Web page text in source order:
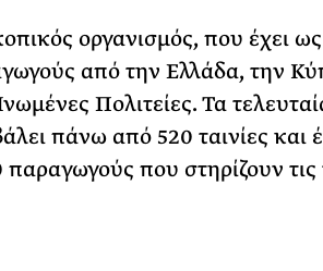
οργανισμός, που έχει
από την Ελλάδα, την
Πολιτείες. Τα
πάνω από 520 ταινίες και
που στηρίζουν τις